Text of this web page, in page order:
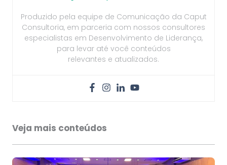
Produzido pela equipe de Comunicação da Caput
Consultoria, em parceria com nossos consultores
especialistas em Desenvolvimento de Liderança,
para levar até você conteúdos
relevantes e atualizados.
Veja mais conteúdos